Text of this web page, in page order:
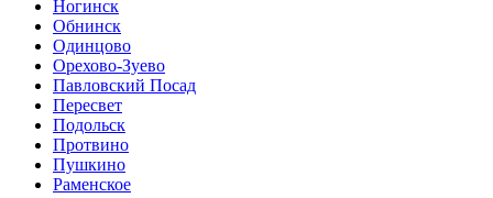
Ногинск
Обнинск
Одинцово
Орехово-Зуево
Павловский Посад
Пересвет
Подольск
Протвино
Пушкино
Раменское